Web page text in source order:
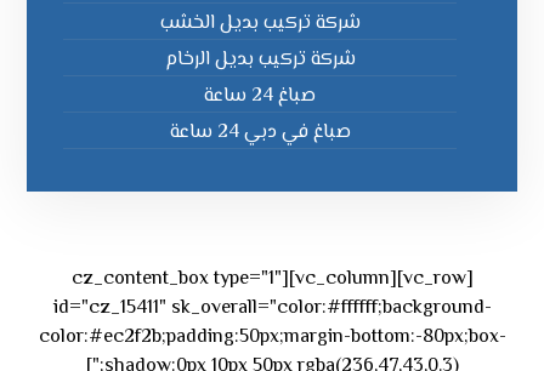
شركة تركيب بديل الخشب
شركة تركيب بديل الرخام
صباغ 24 ساعة
صباغ في دبي 24 ساعة
[vc_row][vc_column][cz_content_box type="1"
id="cz_15411" sk_overall="color:#ffffff;background-
color:#ec2f2b;padding:50px;margin-bottom:-80px;box-